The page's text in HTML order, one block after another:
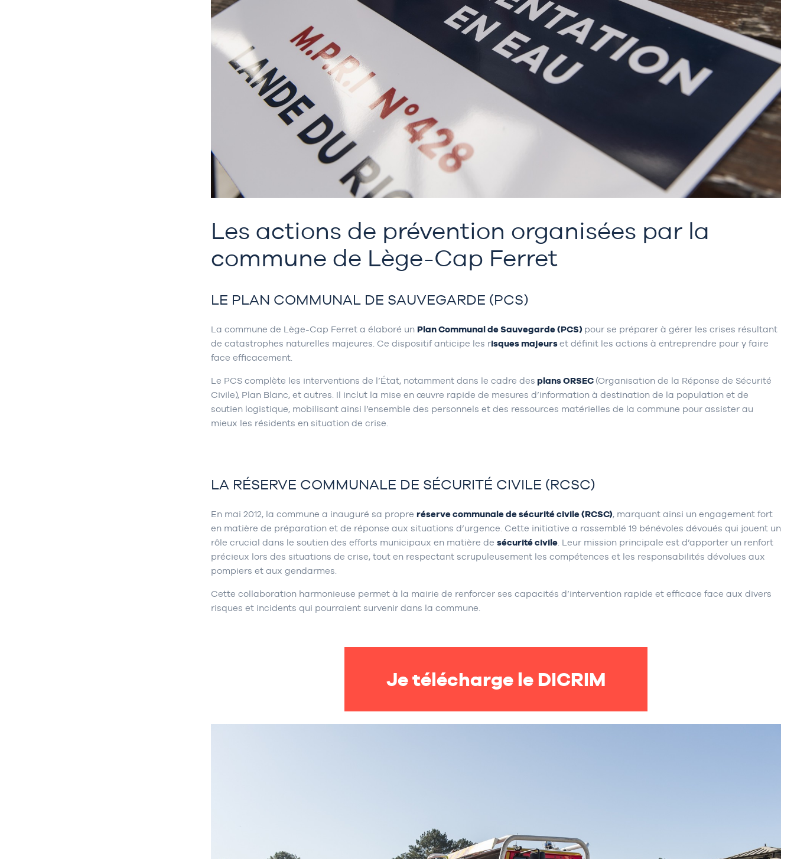
Les actions de prévention organisées par la
commune de Lège-Cap Ferret
LE PLAN COMMUNAL DE SAUVEGARDE (PCS)
La commune de Lège-Cap Ferret a élaboré un Plan Communal de Sauvegarde (PCS) pour se préparer à gérer les crises résultant
de catastrophes naturelles majeures. Ce dispositif anticipe les risques majeurset définit les actions à entreprendre pour y faire
face efficacement.
Le PCS complète les interventions de l’État, notamment dans le cadre des plans ORSEC (Organisation de la Réponse de Sécurité
Civile), Plan Blanc, et autres. Il inclut la mise en œuvre rapide de mesures d’information à destination de la population et de
soutien logistique, mobilisant ainsi l’ensemble des personnels et des ressources matérielles de la commune pour assister au
mieux les résidents en situation de crise.
LA RÉSERVE COMMUNALE DE SÉCURITÉ CIVILE (RCSC)
En mai 2012, la commune a inauguré sa propre réserve communale de sécurité civile (RCSC), marquant ainsi un engagement fort
en matière de préparation et de réponse aux situations d’urgence. Cette initiative a rassemblé 19 bénévoles dévoués qui jouent un
rôle crucial dans le soutien des efforts municipaux en matière de sécurité civile . Leur mission principale est d’apporter un renfort
précieux lors des situations de crise, tout en respectant scrupuleusement les compétences et les responsabilités dévolues aux
pompiers et aux gendarmes.
Cette collaboration harmonieuse permet à la mairie de renforcer ses capacités d’intervention rapide et efficace face aux divers
risques et incidents qui pourraient survenir dans la commune.
Je télécharge le DICRIM